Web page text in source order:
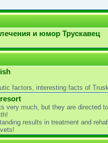
и юмор Трускавец
factors, interesting facts of
very much, but they are directed
results in treatment and